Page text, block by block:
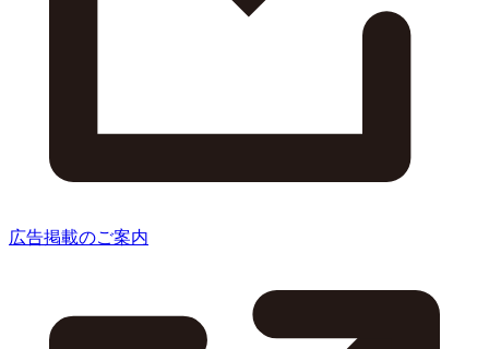
広告掲載のご案内